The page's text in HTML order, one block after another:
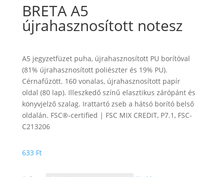
BRETA A5
újrahasznosított notesz
A5 jegyzetfüzet puha, újrahasznosított PU borítóval
(81% újrahasznosított poliészter és 19% PU).
Cérnafűzött. 160 vonalas, újrahasznosított papír
oldal (80 lap). Illeszkedő színű elasztikus zárópánt és
könyvjelző szalag. Irattartó zseb a hátsó borító belső
oldalán. FSC®-certified | FSC MIX CREDIT, P7.1, FSC-
C213206
633 Ft